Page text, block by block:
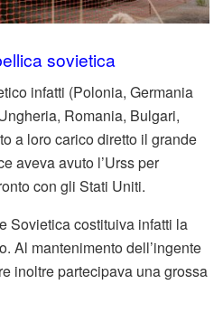
sovietica
infatti (Polonia, Germania
Romania, Bulgari,
a loro carico diretto il grande
aveva avuto l’Urss per
con gli Stati Uniti.
Sovietica costituiva infatti la
Al mantenimento dell’ingente
inoltre partecipava una grossa